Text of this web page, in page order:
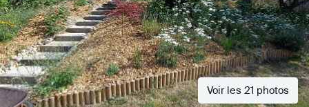
Voir les 21 photos